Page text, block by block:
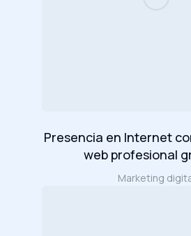
Presencia en Internet
web profesional
Marketing